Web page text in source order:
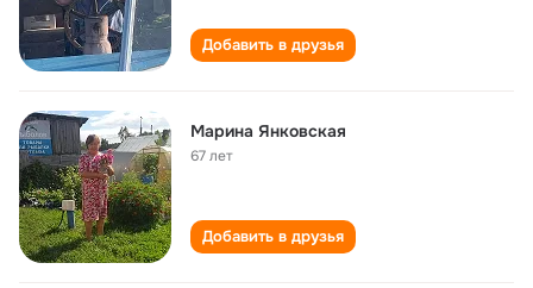
Добавить в друзья
Марина Янковская
67 лет
Добавить в друзья